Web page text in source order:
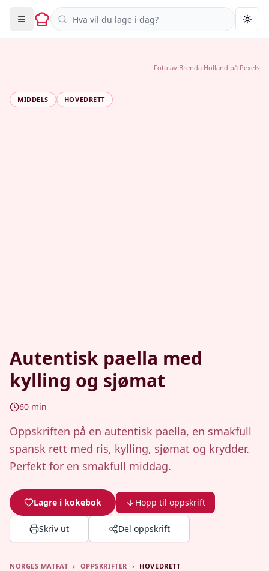
Søk i oppskrifter
MIDDELS HOVEDRETT
Autentisk paella med
kylling og sjømat
60 min
Oppskriften på en autentisk paella, en smakfull
spansk rett med ris, kylling, sjømat og krydder.
Perfekt for en smakfull middag.
Lagre i kokebok Hopp til oppskrift
Skriv ut Del oppskrift
Foto av Brenda Holland på Pexels
NORGES MATFAT › OPPSKRIFTER › HOVEDRETT